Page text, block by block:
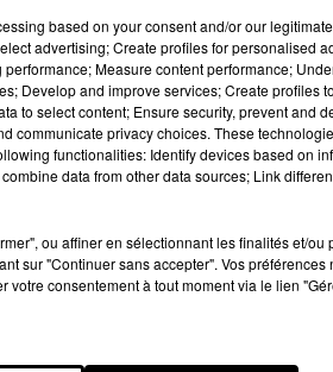
based on your consent and/or our
advertising; Create profiles for personalised
Measure content performance;
Develop and improve services; Create profiles
to select content; Ensure security, prevent and
communicate privacy choices. These
functionalities: Identify devices based on
data from other data sources; Link
ou affiner en sélectionnant les finalités et/ou
sur "Continuer sans accepter". Vos
votre consentement à tout moment via le lien